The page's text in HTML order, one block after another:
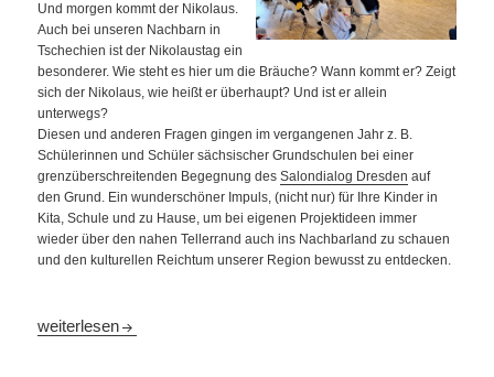
Und morgen kommt der Nikolaus.
Auch bei unseren Nachbarn in
Tschechien ist der Nikolaustag ein
besonderer. Wie steht es hier um die Bräuche? Wann kommt er? Zeigt
sich der Nikolaus, wie heißt er überhaupt? Und ist er allein
unterwegs?
Diesen und anderen Fragen gingen im vergangenen Jahr z. B.
Schülerinnen und Schüler sächsischer Grundschulen bei einer
grenzüberschreitenden Begegnung desSalondialog Dresden auf
den Grund. Ein wunderschöner Impuls, (nicht nur) für Ihre Kinder in
Kita, Schule und zu Hause, um bei eigenen Projektideen immer
wieder über den nahen Tellerrand auch ins Nachbarland zu schauen
und den kulturellen Reichtum unserer Region bewusst zu entdecken.
Morgen Kinder, wird´s was geben … und wer ist Mikuláš?
weiterlesen